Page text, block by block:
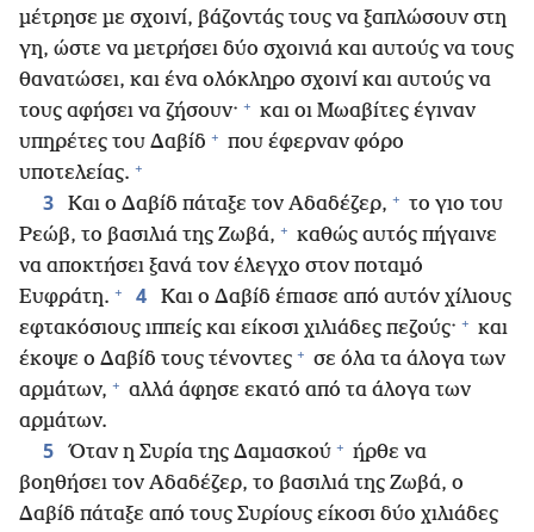
μέτρησε με σχοινί, βάζοντάς τους να ξαπλώσουν στη
γη, ώστε να μετρήσει δύο σχοινιά και αυτούς να τους
θανατώσει, και ένα ολόκληρο σχοινί και αυτούς να
τους αφήσει να ζήσουν· + και οι Μωαβίτες έγιναν
υπηρέτες του Δαβίδ + που έφερναν φόρο
υποτελείας. +
3 Και ο Δαβίδ πάταξε τον Αδαδέζερ, + το γιο του
Ρεώβ, το βασιλιά της Ζωβά, + καθώς αυτός πήγαινε
να αποκτήσει ξανά τον έλεγχο στον ποταμό
Ευφράτη. + 4
Και ο Δαβίδ έπιασε από αυτόν χίλιους
εφτακόσιους ιππείς και είκοσι χιλιάδες πεζούς· + και
έκοψε ο Δαβίδ τους τένοντες + σε όλα τα άλογα των
αρμάτων, + αλλά άφησε εκατό από τα άλογα των
αρμάτων.
5 Όταν η Συρία της Δαμασκού + ήρθε να
βοηθήσει τον Αδαδέζερ, το βασιλιά της Ζωβά, ο
Δαβίδ πάταξε από τους Συρίους είκοσι δύο χιλιάδες